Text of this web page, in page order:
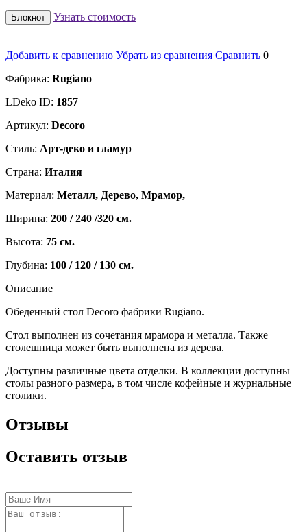
Блокнот Узнать стоимость
Добавить к сравнению Убрать из сравнения Сравнить 0
Фабрика: Rugiano
LDeko ID: 1857
Артикул: Decoro
Стиль: Арт-деко и гламур
Страна: Италия
Материал: Металл, Дерево, Мрамор,
Ширина: 200 / 240 /320 см.
Высота: 75 см.
Глубина: 100 / 120 / 130 см.
Описание
Обеденный стол Decoro фабрики Rugiano.
Стол выполнен из сочетания мрамора и металла. Также
столешница может быть выполнена из дерева.
Доступны различные цвета отделки. В коллекции доступны
столы разного размера, в том числе кофейные и журнальные
столики.
Отзывы
Оставить отзыв